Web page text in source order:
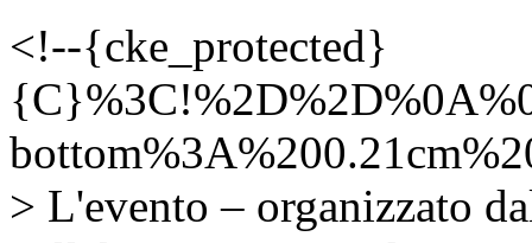
<!--{cke_protected}
> L'evento – organizzato